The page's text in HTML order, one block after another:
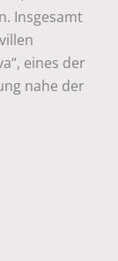
Insgesamt
eines der
nahe der